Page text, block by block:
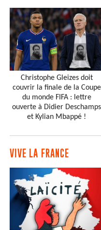
Christophe Gleizes doit
couvrir la finale de la Coupe
du monde FIFA : lettre
ouverte à Didier Deschamps
et Kylian Mbappé !
VIVE LA FRANCE